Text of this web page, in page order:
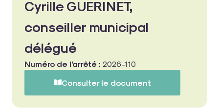
Cyrille GUERINET,
conseiller municipal
délégué
Numéro de l'arrêté : 2026-110
Consulter le document